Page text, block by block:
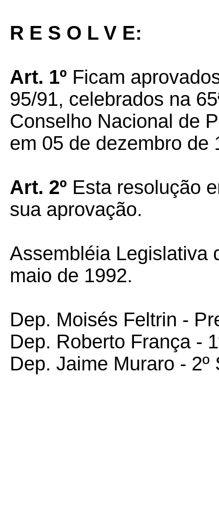
R E S O L V E:
Art. 1º Ficam
95/91, celebrados na
Conselho Nacional de
em 05 de dezembro de
Art. 2º Esta resolução
sua aprovação.
Assembléia Legislativa
maio de 1992.
Dep. Moisés Feltrin -
Dep. Roberto França -
Dep. Jaime Muraro - 2º